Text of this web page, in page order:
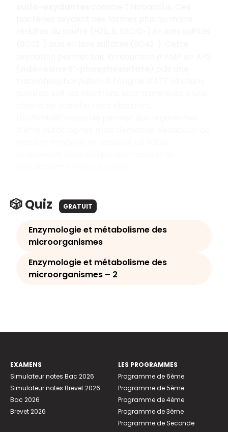
🎲 Quiz GRATUIT
Enzymologie et métabolisme des
microorganismes
Enzymologie et métabolisme des
microorganismes – 2
EXAMENS
Simulateur notes Bac 2026
Simulateur notes Brevet 2026
Bac 2026
Brevet 2026
LES PROGRAMMES
Programme de 6ème
Programme de 5ème
Programme de 4ème
Programme de 3ème
Programme de Seconde